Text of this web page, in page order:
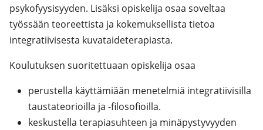
psykofyysisyyden. Lisäksi opiskelija osaa soveltaa
työssään teoreettista ja kokemuksellista tietoa
integratiivisesta kuvataideterapiasta.
Koulutuksen suoritettuaan opiskelija osaa
perustella käyttämiään menetelmiä integratiivisilla
taustateorioilla ja -filosofioilla.
keskustella terapiasuhteen ja minäpystyvyyden